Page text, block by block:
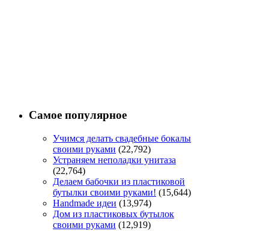
Самое популярное
Учимся делать свадебные бокалы
своими руками (22,792)
Устраняем неполадки унитаза
(22,764)
Делаем бабочки из пластиковой
бутылки своими руками! (15,644)
Handmade идеи (13,974)
Дом из пластиковых бутылок
своими руками (12,919)